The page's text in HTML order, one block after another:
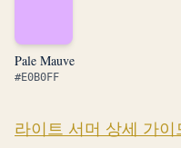
Pale Mauve
#E0B0FF
라이트 서머 상세 가이